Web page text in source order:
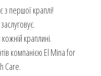
з першої краплі!
краплині.
компанією El Mina for
Care.